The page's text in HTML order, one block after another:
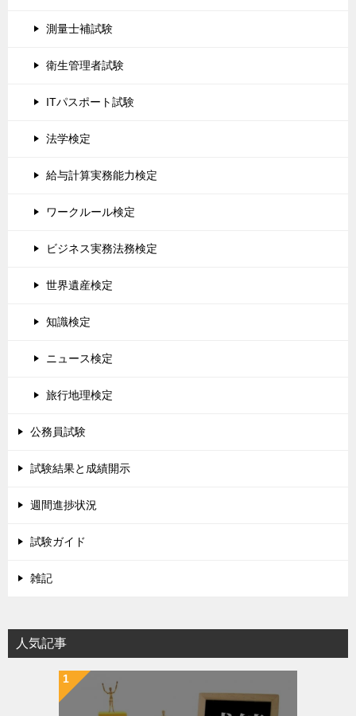
測量士補試験
衛生管理者試験
ITパスポート試験
法学検定
給与計算実務能力検定
ワークルール検定
ビジネス実務法務検定
世界遺産検定
知識検定
ニュース検定
旅行地理検定
公務員試験
試験結果と成績開示
週間進捗状況
試験ガイド
雑記
人気記事